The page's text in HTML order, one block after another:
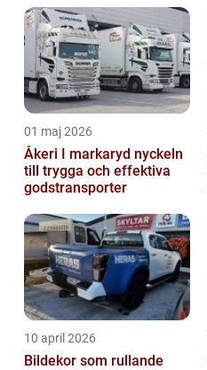
stöd
01 maj 2026
Åkeri I markaryd nyckeln
till trygga och effektiva
godstransporter
10 april 2026
Bildekor som rullande